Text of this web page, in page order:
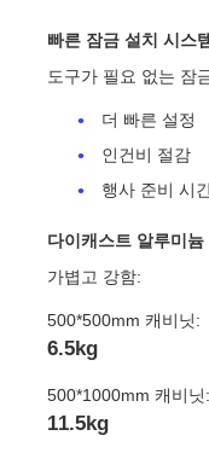
빠른 잠금 설치 시스템
도구가 필요 없는 잠
더 빠른 설정
인건비 절감
행사 준비 시
다이캐스트 알루미늄
가볍고 강함:
500*500mm 캐비닛:
6.5kg
500*1000mm 캐비닛:
11.5kg